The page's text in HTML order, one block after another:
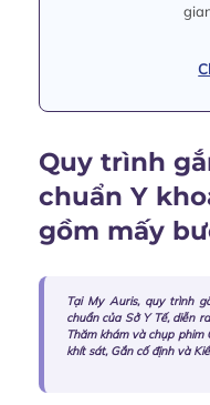
Quy trình
chuẩn Y
gồm mấy
Tại My Auris, quy trình
chuẩn của Sở Y Tế, diễn
Thăm khám và chụp phim
khít sát, Gắn cố định và